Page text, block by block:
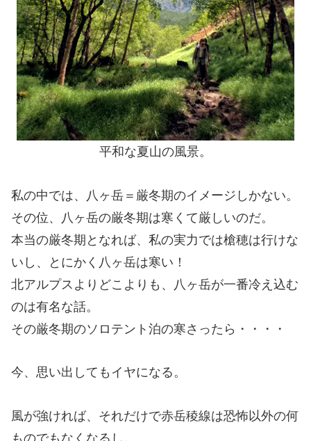
平和な夏山の風景。
私の中では、八ヶ岳＝厳冬期のイメージしかない。
その位、八ヶ岳の厳冬期は寒くて厳しいのだ。
本当の厳冬期となれば、私の実力では槍穂は行けな
いし、とにかく八ヶ岳は寒い！
北アルプスよりどこよりも、八ヶ岳が一番冷え込む
のは有名な話。
その厳冬期のソロテント泊の寒さったら・・・・
今、思い出してもイヤになる。
風が強ければ、それだけで赤岳稜線は恐怖以外の何
ものでもなくなるし。